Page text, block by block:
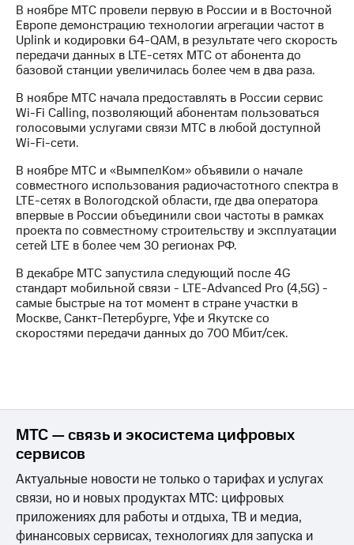
В ноябре МТС провели первую в России и в Восточной
Европе демонстрацию технологии агрегации частот в
Uplink и кодировки 64-QAM, в результате чего скорость
передачи данных в LTE-сетях МТС от абонента до
базовой станции увеличилась более чем в два раза.
В ноябре МТС начала предоставлять в России сервис
Wi-Fi Calling, позволяющий абонентам пользоваться
голосовыми услугами связи МТС в любой доступной
Wi-Fi-сети.
В ноябре МТС и «ВымпелКом» объявили о начале
совместного использования радиочастотного спектра в
LTE-сетях в Вологодской области, где два оператора
впервые в России объединили свои частоты в рамках
проекта по совместному строительству и эксплуатации
сетей LTE в более чем 30 регионах РФ.
В декабре МТС запустила следующий после 4G
стандарт мобильной связи - LTE-Advanced Pro (4,5G) -
самые быстрые на тот момент в стране участки в
Москве, Санкт-Петербурге, Уфе и Якутске cо
скоростями передачи данных до 700 Мбит/сек.
МТС — связь и экосистема цифровых
сервисов
Актуальные новости не только о тарифах и услугах
связи, но и новых продуктах МТС: цифровых
приложениях для работы и отдыха, ТВ и медиа,
финансовых сервисах, технологиях для запуска и